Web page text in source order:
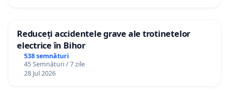
Reduceți accidentele grave ale trotinetelor
electrice în Bihor
538 semnături
45 Semnături / 7 zile
28 Jul 2026